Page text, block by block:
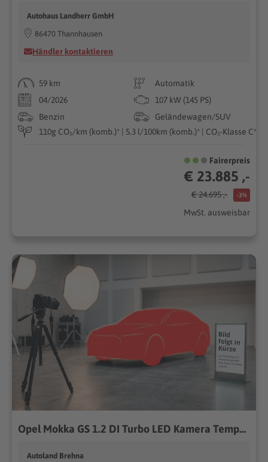
Autohaus Landherr GmbH
86470 Thannhausen
Händler kontaktieren
59 km
Automatik
04/2026
107 kW (145 PS)
Benzin
Geländewagen/SUV
110g CO₂/km (komb.)* | 5.3 l/100km (komb.)* | CO₂-Klasse C*
Fairerpreis
€ 23.885 ,-
€ 24.695 ,- -3%
MwSt. ausweisbar
Opel Mokka GS 1.2 DI Turbo LED Kamera Tempomat
Autoland Brehna